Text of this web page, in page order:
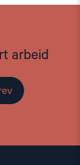
arbeid